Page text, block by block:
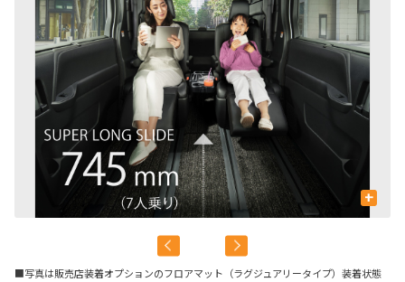
+
■写真は販売店装着オプションのフロアマット（ラグジュアリータイプ）装着状態